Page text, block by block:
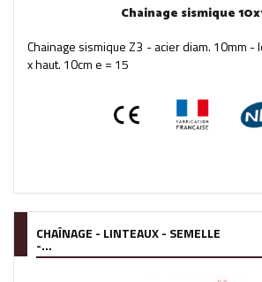
Chainage sismique
Chainage sismique Z3 - acier diam. 10mm -
x haut. 10cm e = 15
CHAÎNAGE - LINTEAUX - SEMELLE
-...